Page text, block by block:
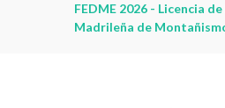
FEDME 2026 - Licencia
Madrileña de